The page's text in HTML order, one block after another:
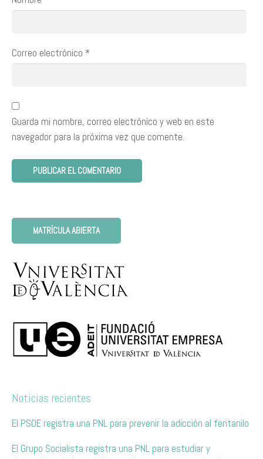
Correo electrónico *
Guarda mi nombre, correo electrónico y web en este
navegador para la próxima vez que comente.
MATRÍCULA ABIERTA
Noticias recientes
El PSOE registra una PNL para prevenir la adicción al fentanilo
El Grupo Socialista registra una PNL para estudiar y